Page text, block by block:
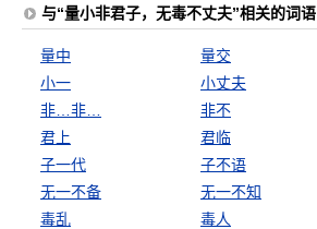
与“量小非君子，无毒不丈夫”相关的词语
量中 量交
小一
小丈夫
非…非…
非不
君上
君临
子一代
子不语
无一不备
无一不知
毒乱
毒人